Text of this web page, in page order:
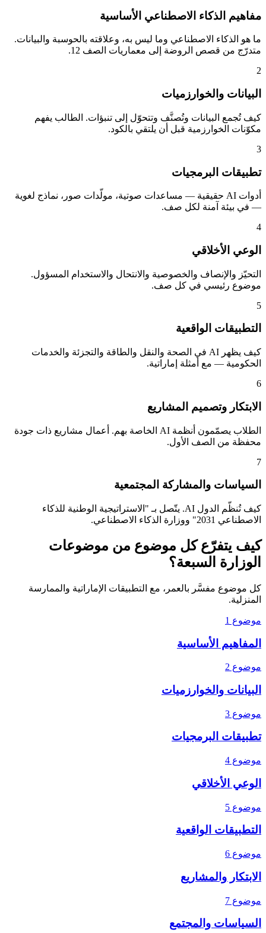
مفاهيم الذكاء الاصطناعي الأساسية
ما هو الذكاء الاصطناعي وما ليس به، وعلاقته بالحوسبة والبيانات.
متدرّج من قصص الروضة إلى معماريات الصف 12.
2
البيانات والخوارزميات
كيف تُجمع البيانات وتُصنَّف وتتحوّل إلى تنبؤات. الطالب يفهم
مكوّنات الخوارزمية قبل أن يلتقي بالكود.
3
تطبيقات البرمجيات
أدوات AI حقيقية — مساعدات صوتية، مولّدات صور، نماذج لغوية
— في بيئة آمنة لكل صف.
4
الوعي الأخلاقي
التحيّز والإنصاف والخصوصية والانتحال والاستخدام المسؤول.
موضوع رئيسي في كل صف.
5
التطبيقات الواقعية
كيف يظهر AI في الصحة والنقل والطاقة والتجزئة والخدمات
الحكومية — مع أمثلة إماراتية.
6
الابتكار وتصميم المشاريع
الطلاب يصمّمون أنظمة AI الخاصة بهم. أعمال مشاريع ذات جودة
محفظة من الصف الأول.
7
السياسات والمشاركة المجتمعية
كيف تُنظّم الدول AI. يتّصل بـ "الاستراتيجية الوطنية للذكاء
الاصطناعي 2031" ووزارة الذكاء الاصطناعي.
كيف يتفرّع كل موضوع من موضوعات
الوزارة السبعة؟
كل موضوع مفسَّر بالعمر، مع التطبيقات الإماراتية والممارسة
المنزلية.
موضوع 1
المفاهيم الأساسية
موضوع 2
البيانات والخوارزميات
موضوع 3
تطبيقات البرمجيات
موضوع 4
الوعي الأخلاقي
موضوع 5
التطبيقات الواقعية
موضوع 6
الابتكار والمشاريع
موضوع 7
السياسات والمجتمع